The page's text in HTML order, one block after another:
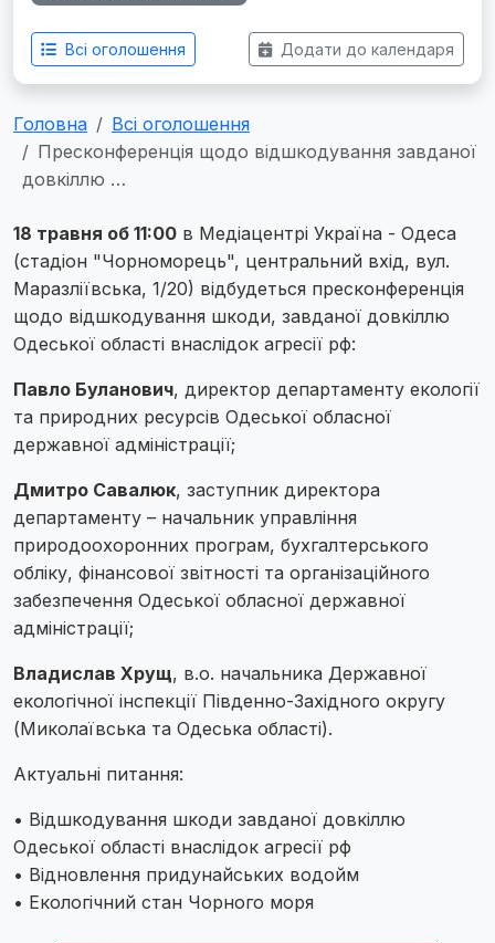
Всі оголошення Додати до календаря
Головна
Всі оголошення
Пресконференція щодо відшкодування завданої
довкіллю …
18 травня об 11:00 в Медіацентрі Україна - Одеса
(стадіон "Чорноморець", центральний вхід, вул.
Маразліївська, 1/20) відбудеться пресконференція
щодо відшкодування шкоди, завданої довкіллю
Одеської області внаслідок агресії рф:
Павло Буланович, директор департаменту екології
та природних ресурсів Одеської обласної
державної адміністрації;
Дмитро Савалюк, заступник директора
департаменту – начальник управління
природоохоронних програм, бухгалтерського
обліку, фінансової звітності та організаційного
забезпечення Одеської обласної державної
адміністрації;
Владислав Хрущ, в.о. начальника Державної
екологічної інспекції Південно-Західного округу
(Миколаївська та Одеська області).
Актуальні питання:
• Відшкодування шкоди завданої довкіллю
Одеської області внаслідок агресії рф
• Відновлення придунайських водойм
• Екологічний стан Чорного моря